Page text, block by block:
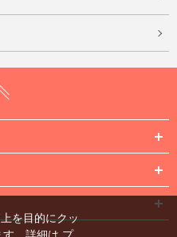
を目的にクッ